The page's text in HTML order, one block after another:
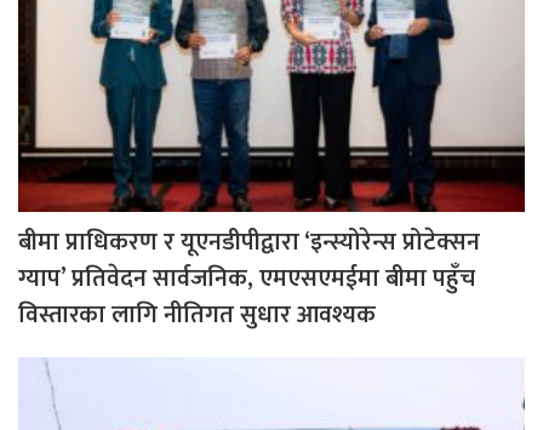
बीमा प्राधिकरण र यूएनडीपीद्वारा ‘इन्स्योरेन्स प्रोटेक्सन
ग्याप’ प्रतिवेदन सार्वजनिक, एमएसएमईमा बीमा पहुँच
विस्तारका लागि नीतिगत सुधार आवश्यक